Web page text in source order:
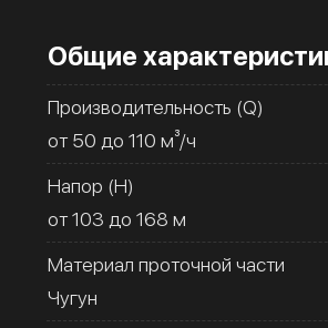
Общие
Производительность (Q)
от 50 до 110 м³/ч
Напор (H)
от 103 до 168 м
Материал проточной части
Чугун